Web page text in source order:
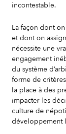
incontestable.
La façon dont
et dont on
nécessite une
engagement
du système
forme de
la place à des
impacter les
culture de
développement